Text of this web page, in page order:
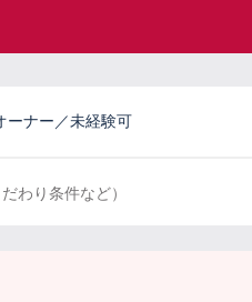
ーナー／未経験可
わり条件など）